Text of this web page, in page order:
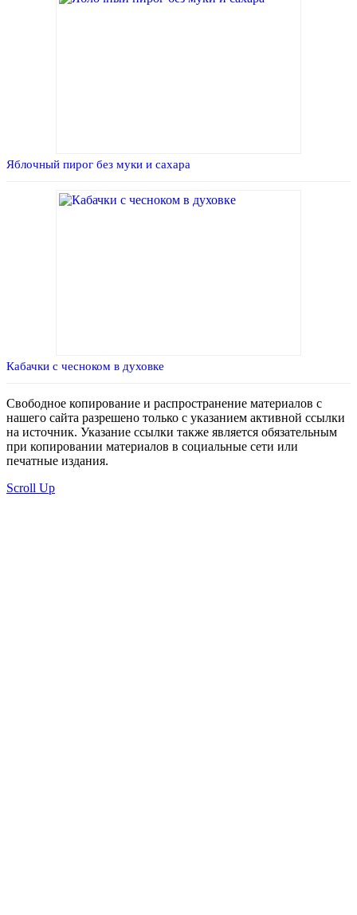
Яблочный пирог без муки и сахара
Кабачки с чесноком в духовке
Свободное копирование и распространение материалов с
нашего сайта разрешено только с указанием активной ссылки
на источник. Указание ссылки также является обязательным
при копировании материалов в социальные сети или
печатные издания.
Scroll Up